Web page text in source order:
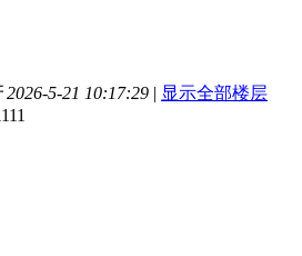
5-21 10:17:29 | 显示全部楼层